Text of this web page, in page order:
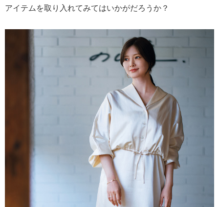
アイテムを取り入れてみてはいかがだろうか？